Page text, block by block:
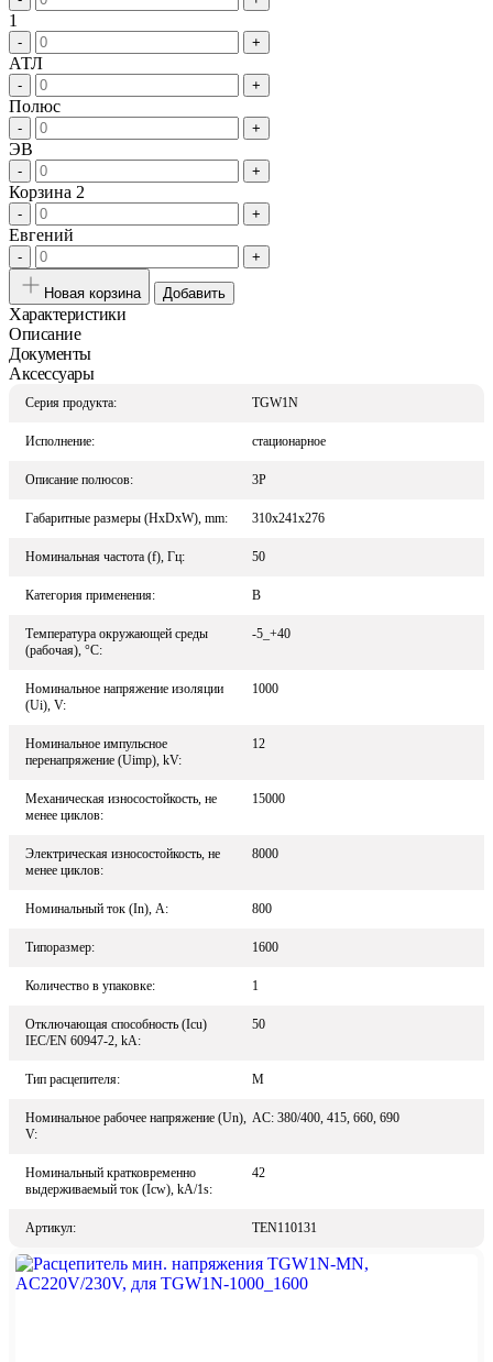
1
- +
АТЛ
- +
Полюс
- +
ЭВ
- +
Корзина 2
- +
Евгений
- +
Новая корзина Добавить
Характеристики
Описание
Документы
Аксессуары
Серия продукта: TGW1N
Исполнение: стационарное
Описание полюсов: 3P
Габаритные размеры (HxDxW), mm: 310x241x276
Номинальная частота (f), Гц: 50
Категория применения: В
Температура окружающей среды
(рабочая), °С:
-5_+40
Номинальное напряжение изоляции
(Ui), V:
1000
Номинальное импульсное
перенапряжение (Uimp), kV:
12
Механическая износостойкость, не
менее циклов:
15000
Электрическая износостойкость, не
менее циклов:
8000
Номинальный ток (In), A: 800
Типоразмер: 1600
Количество в упаковке: 1
Отключающая способность (Icu)
IEC/EN 60947-2, kA:
50
Тип расцепителя: M
Номинальное рабочее напряжение (Un),
V:
AC: 380/400, 415, 660, 690
Номинальный кратковременно
выдерживаемый ток (Icw), kA/1s:
42
Артикул: TEN110131